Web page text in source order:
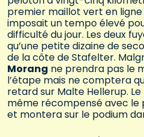
premier maillot vert en ligne
imposait un tempo élevé
difficulté du jour. Les deux
qu’une petite dizaine de
de la côte de Stafelter.
Morang ne prendra pas le
l’étape mais ne comptera
retard sur Malte Hellerup.
même récompensé avec le
et montera sur le podium